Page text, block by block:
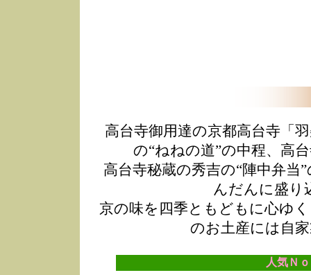
高台寺御用達の京都高台寺「
の“ねねの道”の中程、高
高台寺秘蔵の秀吉の“陣中弁
んだんに盛り
京の味を四季ともどもに心ゆ
のお土産には自
人気Ｎ